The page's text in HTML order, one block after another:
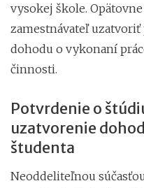
vysokej škole.
zamestnávateľ uzatvoriť
dohodu o vykonaní
činnosti.
Potvrdenie o
uzatvorenie
študenta
Neoddeliteľnou